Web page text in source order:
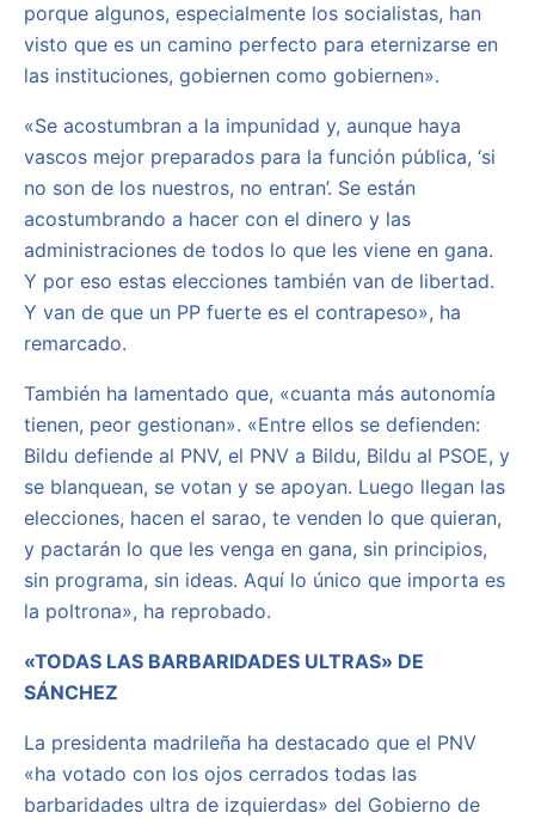
porque algunos, especialmente los socialistas, han
visto que es un camino perfecto para eternizarse en
las instituciones, gobiernen como gobiernen».
«Se acostumbran a la impunidad y, aunque haya
vascos mejor preparados para la función pública, ‘si
no son de los nuestros, no entran’. Se están
acostumbrando a hacer con el dinero y las
administraciones de todos lo que les viene en gana.
Y por eso estas elecciones también van de libertad.
Y van de que un PP fuerte es el contrapeso», ha
remarcado.
También ha lamentado que, «cuanta más autonomía
tienen, peor gestionan». «Entre ellos se defienden:
Bildu defiende al PNV, el PNV a Bildu, Bildu al PSOE, y
se blanquean, se votan y se apoyan. Luego llegan las
elecciones, hacen el sarao, te venden lo que quieran,
y pactarán lo que les venga en gana, sin principios,
sin programa, sin ideas. Aquí lo único que importa es
la poltrona», ha reprobado.
«TODAS LAS BARBARIDADES ULTRAS» DE
SÁNCHEZ
La presidenta madrileña ha destacado que el PNV
«ha votado con los ojos cerrados todas las
barbaridades ultra de izquierdas» del Gobierno de